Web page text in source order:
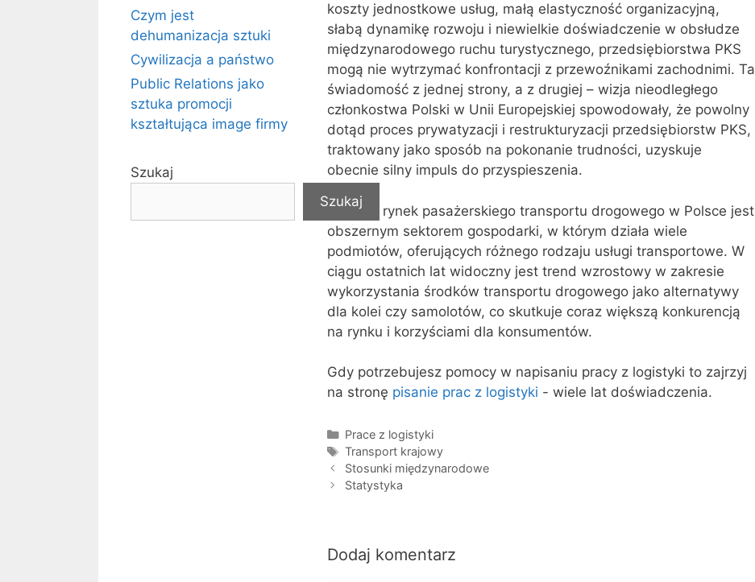
koszty jednostkowe usług, małą elastyczność organizacyjną,
słabą dynamikę rozwoju i niewielkie doświadczenie w obsłudze
międzynarodowego ruchu turystycznego, przedsiębiorstwa PKS
mogą nie wytrzymać konfrontacji z przewoźnikami zachodnimi. Ta
świadomość z jednej strony, a z drugiej – wizja nieodległego
członkostwa Polski w Unii Europejskiej spowodowały, że powolny
dotąd proces prywatyzacji i restrukturyzacji przedsiębiorstw PKS,
traktowany jako sposób na pokonanie trudności, uzyskuje
obecnie silny impuls do przyspieszenia.
Krajowy rynek pasażerskiego transportu drogowego w Polsce jest
obszernym sektorem gospodarki, w którym działa wiele
podmiotów, oferujących różnego rodzaju usługi transportowe. W
ciągu ostatnich lat widoczny jest trend wzrostowy w zakresie
wykorzystania środków transportu drogowego jako alternatywy
dla kolei czy samolotów, co skutkuje coraz większą konkurencją
na rynku i korzyściami dla konsumentów.
Gdy potrzebujesz pomocy w napisaniu pracy z logistyki to zajrzyj
na stronę pisanie prac z logistyki - wiele lat doświadczenia.
Kategorie
Prace z logistyki
Tagi
Transport krajowy
Stosunki międzynarodowe
Statystyka
Dodaj komentarz
Czym jest
dehumanizacja sztuki
Cywilizacja a państwo
Public Relations jako
sztuka promocji
kształtująca image firmy
Szukaj
Szukaj